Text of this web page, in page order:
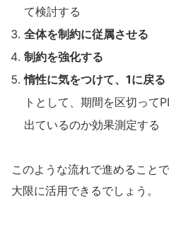
て検討する
全体を制約に従属させる
制約を強化する
惰性に気をつけて、1に戻る
トとして、期間を区切って
出ているのか効果測定する
このような流れで進めること
大限に活用できるでしょう。